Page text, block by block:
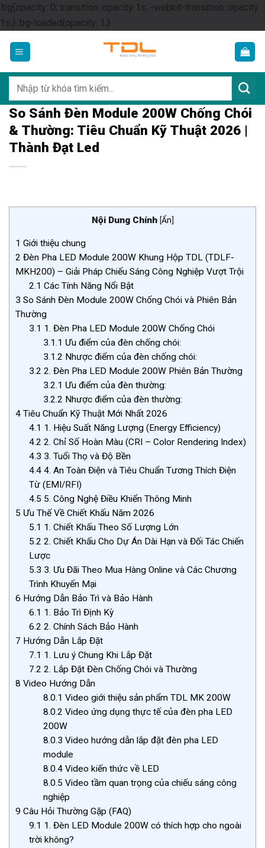
.bg{opacity: 0; transition: opacity 1s; -webkit-transition: opacity
1s;} .bg-loaded{opacity: 1;}Skip
content
kiếm:
So Sánh Đèn Module 200W Chống Chói
& Thường: Tiêu Chuẩn Kỹ Thuật 2026 |
Thành Đạt Led
Nội Dung Chính [Ẩn]
1 Giới thiệu chung
2 Đèn Pha LED Module 200W Khung Hộp TDL (TDLF-
MKH200) – Giải Pháp Chiếu Sáng Công Nghiệp Vượt Trội
2.1 Các Tính Năng Nổi Bật
3 So Sánh Đèn Module 200W Chống Chói và Phiên Bản
Thường
3.1 1. Đèn Pha LED Module 200W Chống Chói
3.1.1 Ưu điểm của đèn chống chói:
3.1.2 Nhược điểm của đèn chống chói:
3.2 2. Đèn Pha LED Module 200W Phiên Bản Thường
3.2.1 Ưu điểm của đèn thường:
3.2.2 Nhược điểm của đèn thường:
4 Tiêu Chuẩn Kỹ Thuật Mới Nhất 2026
4.1 1. Hiệu Suất Năng Lượng (Energy Efficiency)
4.2 2. Chỉ Số Hoàn Màu (CRI – Color Rendering Index)
4.3 3. Tuổi Thọ và Độ Bền
4.4 4. An Toàn Điện và Tiêu Chuẩn Tương Thích Điện
Từ (EMI/RFI)
4.5 5. Công Nghệ Điều Khiển Thông Minh
5 Ưu Thế Về Chiết Khấu Năm 2026
5.1 1. Chiết Khấu Theo Số Lượng Lớn
5.2 2. Chiết Khấu Cho Dự Án Dài Hạn và Đối Tác Chiến
Lược
5.3 3. Ưu Đãi Theo Mua Hàng Online và Các Chương
Trình Khuyến Mại
6 Hướng Dẫn Bảo Trì và Bảo Hành
6.1 1. Bảo Trì Định Kỳ
6.2 2. Chính Sách Bảo Hành
7 Hướng Dẫn Lắp Đặt
7.1 1. Lưu ý Chung Khi Lắp Đặt
7.2 2. Lắp Đặt Đèn Chống Chói và Thường
8 Video Hướng Dẫn
8.0.1 Video giới thiệu sản phẩm TDL MK 200W
8.0.2 Video ứng dụng thực tế của đèn pha LED
200W
8.0.3 Video hướng dẫn lắp đặt đèn pha LED
module
8.0.4Video kiến thức về LED
8.0.5 Video tầm quan trọng của chiếu sáng công
nghiệp
9 Câu Hỏi Thường Gặp (FAQ)
9.1 1. Đèn LED Module 200W có thích hợp cho ngoài
trời không?